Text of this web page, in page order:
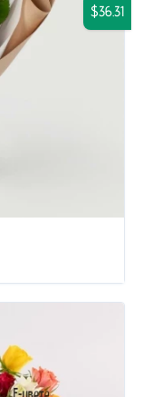
$36.31